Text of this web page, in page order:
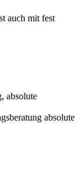
auch mit fest
absolute
absolute